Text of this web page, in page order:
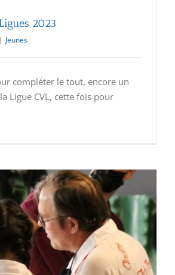
2023
| Jeunes
compléter le tout, encore un
Ligue CVL, cette fois pour